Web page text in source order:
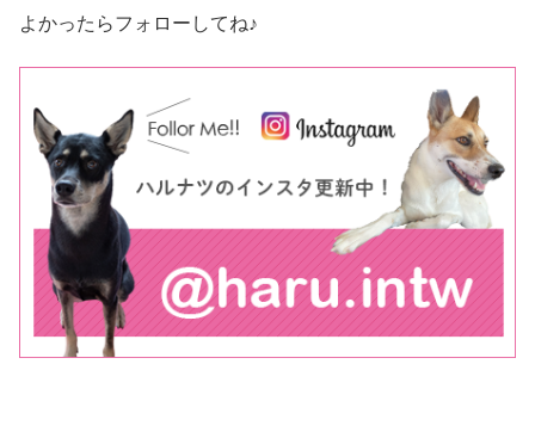
よかったらフォローしてね♪